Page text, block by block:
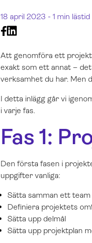
18 april 2023 - 1 min lästid
Att genomföra ett
exakt som ett annat –
verksamhet du har. Men
I detta inlägg går vi
i varje fas.
Fas 1:
Den första fasen i
uppgifter vanliga:
Sätta samman ett
Definiera projektets
Sätta upp delmål
Sätta upp projektplan